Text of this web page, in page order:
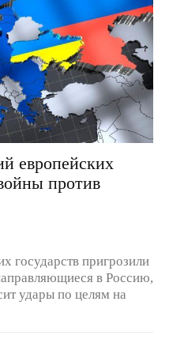
европейских
против
государств пригрозили
в Россию,
удары по целям на